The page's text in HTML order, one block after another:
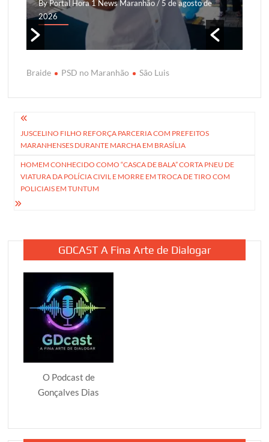
By Portal Hora 1 News Maranhão/ 5 de agosto de
2026
Braide PSD no Maranhão São Luis
Navegação
de
Post
JUSCELINO FILHO REFORÇA PARCERIA COM PREFEITOS
MARANHENSES DURANTE MARCHA EM BRASÍLIA
HOMEM CONHECIDO COMO “CASCA DE BALA” CORTA PNEU DE
VIATURA DA POLÍCIA CIVIL E MORRE EM TROCA DE TIRO COM
POLICIAIS EM TUNTUM
GDCAST A Fina Arte de Dialogar
O Podcast de
Gonçalves Dias